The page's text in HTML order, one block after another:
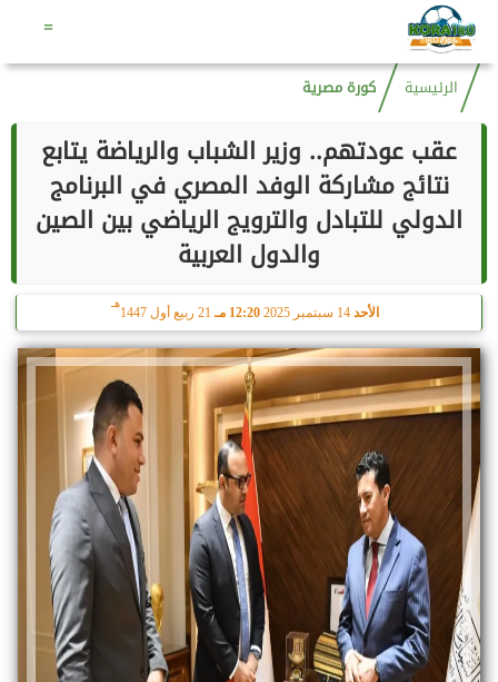
=
الرئيسية كورة مصرية
عقب عودتهم.. وزير الشباب والرياضة يتابع
نتائج مشاركة الوفد المصري في البرنامج
الدولي للتبادل والترويج الرياضي بين الصين
والدول العربية
الأحد 14 سبتمبر 2025 12:20 مـ 21 ربيع أول 1447
هـ